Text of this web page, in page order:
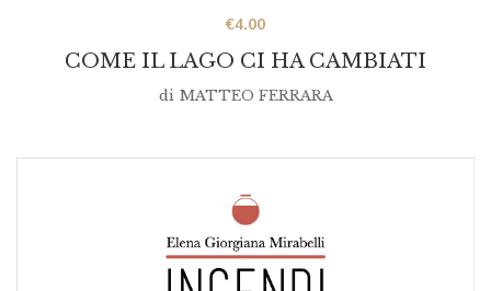
COME IL LAGO CI HA CAMBIATI
€4.00
di MATTEO FERRARA